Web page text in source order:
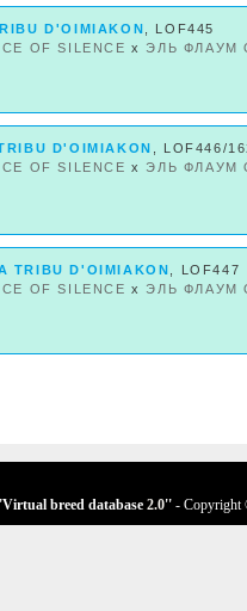
D'OIMIAKON
, LOF445
OF SILENCE x ЭЛЬ ФЛАУМ
D'OIMIAKON
, LOF446/
OF SILENCE x ЭЛЬ ФЛАУМ
TRIBU D'OIMIAKON
, LOF447
OF SILENCE x ЭЛЬ ФЛАУМ
breed database 2.0'' - Copyright